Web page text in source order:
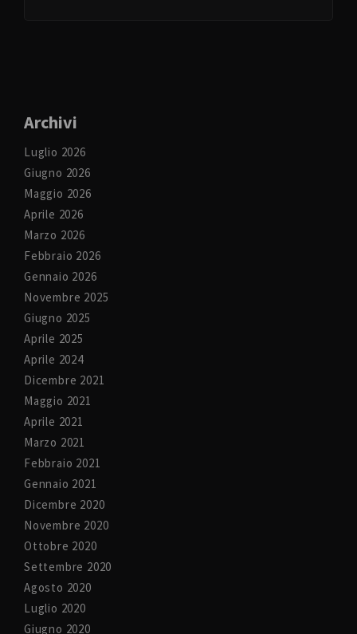
Archivi
Luglio 2026
Giugno 2026
Maggio 2026
Aprile 2026
Marzo 2026
Febbraio 2026
Gennaio 2026
Novembre 2025
Giugno 2025
Aprile 2025
Aprile 2024
Dicembre 2021
Maggio 2021
Aprile 2021
Marzo 2021
Febbraio 2021
Gennaio 2021
Dicembre 2020
Novembre 2020
Ottobre 2020
Settembre 2020
Agosto 2020
Luglio 2020
Giugno 2020